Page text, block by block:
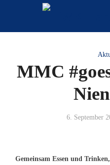
MMC
6. September
Gemeinsam Essen und